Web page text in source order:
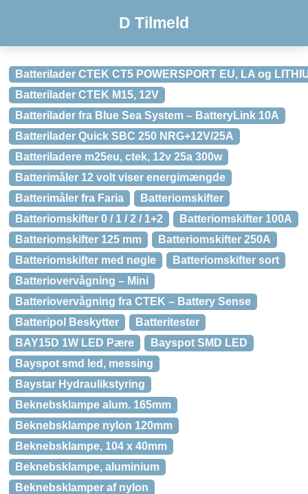
D Tilmeld
Batterilader CTEK CT5 POWERSPORT EU, LA og
Batterilader CTEK M15, 12V
Batterilader fra Blue Sea System – BatteryLink 10A
Batterilader Quick SBC 250 NRG+12V/25A
Batteriladere m25eu, ctek, 12v 25a 300w
Batterimåler 12 volt viser energimængde
Batterimåler fra Faria
Batteriomskifter
Batteriomskifter 0 / 1 / 2 / 1+2
Batteriomskifter 100A
Batteriomskifter 125 mm
Batteriomskifter 250A
Batteriomskifter med nøgle
Batteriomskifter sort
Batteriovervågning – Mini
Batteriovervågning fra CTEK – Battery Sense
Batteripol Beskytter
Batteritester
BAY15D 1W LED Pære
Bayspot SMD LED
Bayspot smd led, messing
Baystar Hydraulikstyring
Beknebsklampe alum. 165mm
Beknebsklampe nylon 120mm
Beknebsklampe, 104 x 40mm
Beknebsklampe, aluminium
Beknebsklamper af nylon